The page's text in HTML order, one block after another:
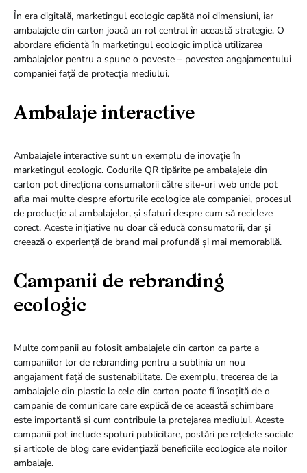
În era digitală, marketingul ecologic capătă noi dimensiuni, iar
ambalajele din carton joacă un rol central în această strategie. O
abordare eficientă în marketingul ecologic implică utilizarea
ambalajelor pentru a spune o poveste – povestea angajamentului
companiei față de protecția mediului.
Ambalaje interactive
Ambalajele interactive sunt un exemplu de inovație în
marketingul ecologic. Codurile QR tipărite pe ambalajele din
carton pot direcționa consumatorii către site-uri web unde pot
afla mai multe despre eforturile ecologice ale companiei, procesul
de producție al ambalajelor, și sfaturi despre cum să recicleze
corect. Aceste inițiative nu doar că educă consumatorii, dar și
creează o experiență de brand mai profundă și mai memorabilă.
Campanii de rebranding
ecologic
Multe companii au folosit ambalajele din carton ca parte a
campaniilor lor de rebranding pentru a sublinia un nou
angajament față de sustenabilitate. De exemplu, trecerea de la
ambalajele din plastic la cele din carton poate fi însoțită de o
campanie de comunicare care explică de ce această schimbare
este importantă și cum contribuie la protejarea mediului. Aceste
campanii pot include spoturi publicitare, postări pe rețelele sociale
și articole de blog care evidențiază beneficiile ecologice ale noilor
ambalaje.